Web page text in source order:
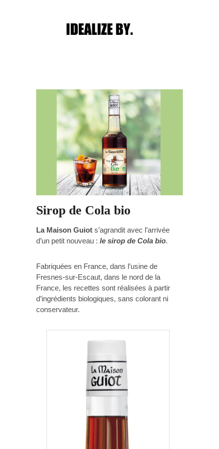
Post navigation
Sirop de Cola bio
La Maison Guiot s’agrandit avec l’arrivée
d’un petit nouveau : le sirop de Cola bio.
Fabriquées en France, dans l’usine de
Fresnes-sur-Escaut, dans le nord de la
France, les recettes sont réalisées à partir
d’ingrédients biologiques, sans colorant ni
conservateur.